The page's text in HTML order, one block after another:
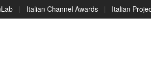
| Italian Channel Awards | Italian